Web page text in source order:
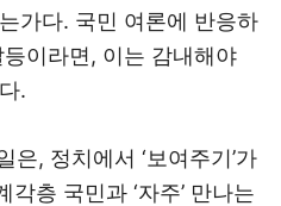
가다. 국민 여론에 반응하
이라면, 이는 감내해야
.
은, 정치에서 ‘보여주기’가
층 국민과 ‘자주’ 만나는